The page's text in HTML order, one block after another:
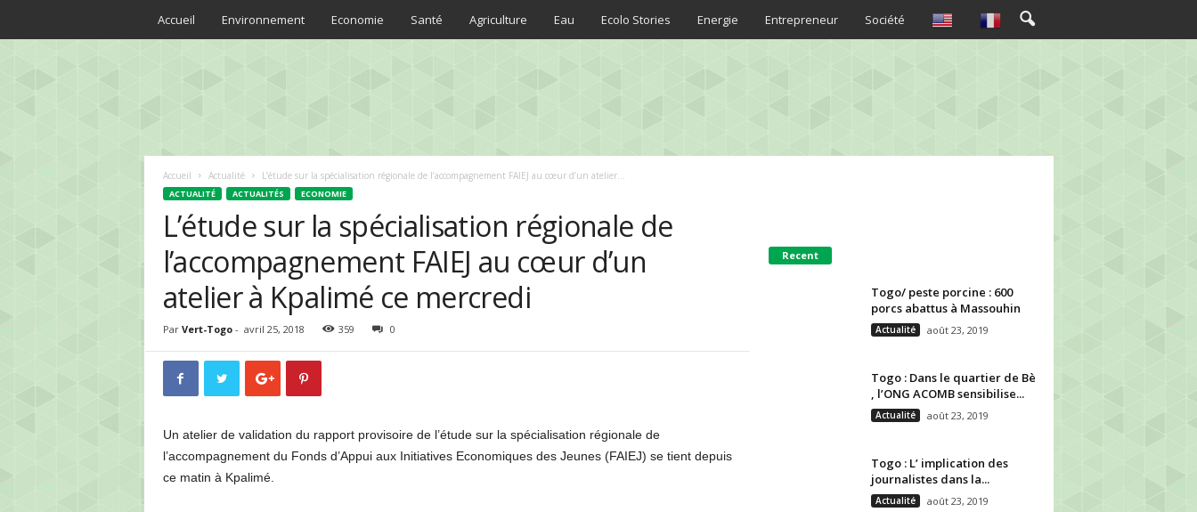
Accueil Environnement Economie Santé Agriculture Eau Ecolo Stories Energie Entrepreneur Société
d
Accueil Actualité L’étude sur la spécialisation régionale de l’accompagnement FAIEJ au cœur d’un atelier...
ACTUALITÉ ACTUALITÉS ECONOMIE
L’étude sur la spécialisation régionale de
l’accompagnement FAIEJ au cœur d’un
atelier à Kpalimé ce mercredi
Par Vert-Togo- avril 25, 2018 359 0
Un atelier de validation du rapport provisoire de l’étude sur la spécialisation régionale de
l’accompagnement du Fonds d’Appui aux Initiatives Economiques des Jeunes (FAIEJ) se tient depuis
ce matin à Kpalimé.
Recent
Togo/ peste porcine : 600
porcs abattus à Massouhin
Actualité août 23, 2019
Togo : Dans le quartier de Bè
, l’ONG ACOMB sensibilise...
Actualité août 23, 2019
Togo : L’ implication des
journalistes dans la...
Actualité août 23, 2019